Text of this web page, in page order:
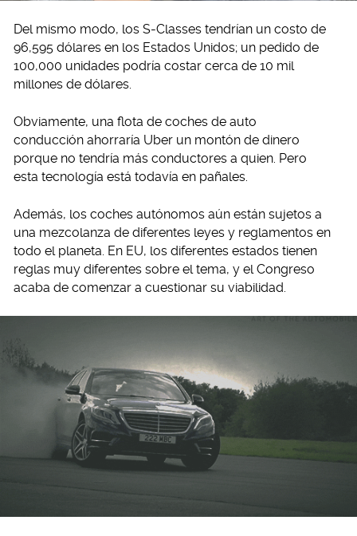
Del mismo modo, los S-Classes tendrían un costo de
96,595 dólares en los Estados Unidos; un pedido de
100,000 unidades podría costar cerca de 10 mil
millones de dólares.
Obviamente, una flota de coches de auto
conducción ahorraría Uber un montón de dinero
porque no tendría más conductores a quien. Pero
esta tecnología está todavía en pañales.
Además, los coches autónomos aún están sujetos a
una mezcolanza de diferentes leyes y reglamentos en
todo el planeta. En EU, los diferentes estados tienen
reglas muy diferentes sobre el tema, y ​​el Congreso
acaba de comenzar a cuestionar su viabilidad.